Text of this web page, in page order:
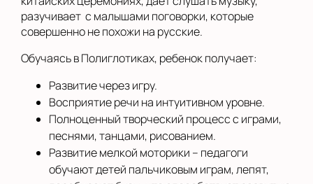
разучивает с малышами поговорки, которые
совершенно не похожи на русские.
Обучаясь в Полиглотиках, ребенок получает:
Развитие через игру.
Восприятие речи на интуитивном уровне.
Полноценный творческий процесс с играми,
песнями, танцами, рисованием.
Развитие мелкой моторики – педагоги
обучают детей пальчиковым играм, лепят,